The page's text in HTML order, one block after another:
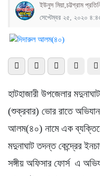
ইউনুস মিয়া,চট্টগ্রাম
সেপ্টেম্বর ২৫, ২০২০
হাটহাজারী উপজেলার
(শুক্রবার) ভোর রাতে
আলম(৪০) নামে এক
মদুনাঘাট তদন্ত কেন্দ্রের
সঙ্গীয় অফিসার ফোর্স এ